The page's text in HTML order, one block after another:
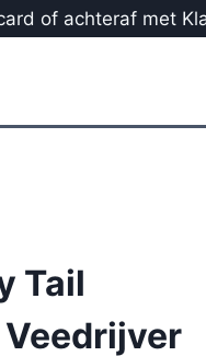
of achteraf met
Tail